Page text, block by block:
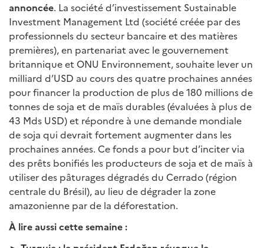
annoncée. La société d’investissement Sustainable
Investment Management Ltd (société créée par des
professionnels du secteur bancaire et des matières
premières), en partenariat avec le gouvernement
britannique et ONU Environnement, souhaite lever un
milliard d’USD au cours des quatre prochaines années
pour financer la production de plus de 180 millions de
tonnes de soja et de maïs durables (évaluées à plus de
43 Mds USD) et répondre à une demande mondiale
de soja qui devrait fortement augmenter dans les
prochaines années. Ce fonds a pour but d’inciter via
des prêts bonifiés les producteurs de soja et de maïs à
utiliser des pâturages dégradés du Cerrado (région
centrale du Brésil), au lieu de dégrader la zone
amazonienne par de la déforestation.
À lire aussi cette semaine :